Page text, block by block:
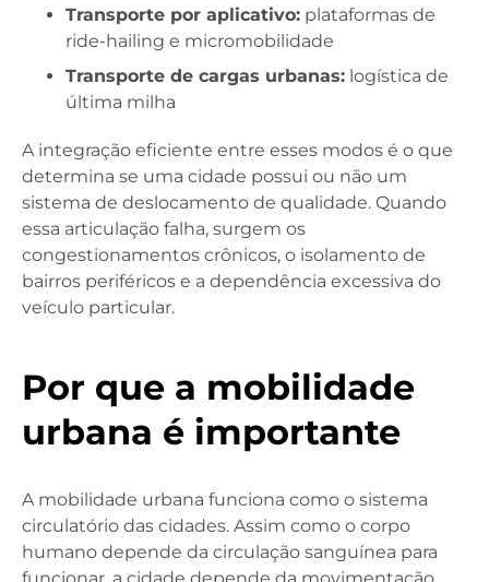
Transporte por aplicativo: plataformas de
ride-hailing e micromobilidade
Transporte de cargas urbanas: logística de
última milha
A integração eficiente entre esses modos é o que
determina se uma cidade possui ou não um
sistema de deslocamento de qualidade. Quando
essa articulação falha, surgem os
congestionamentos crônicos, o isolamento de
bairros periféricos e a dependência excessiva do
veículo particular.
Por que a mobilidade
urbana é importante
A mobilidade urbana funciona como o sistema
circulatório das cidades. Assim como o corpo
humano depende da circulação sanguínea para